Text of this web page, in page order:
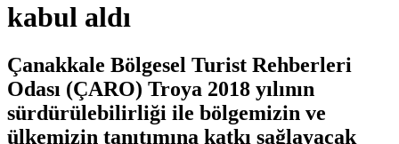
kabul aldı
Çanakkale Bölgesel Turist Rehberleri
Odası (ÇARO) Troya 2018 yılının
sürdürülebilirliği ile bölgemizin ve
ülkemizin tanıtımına katkı sağlayacak